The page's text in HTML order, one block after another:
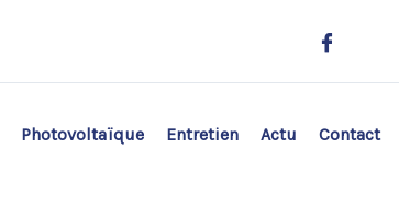
Photovoltaïque Entretien Actu Contact